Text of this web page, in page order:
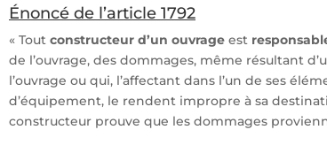
Énoncé de l’article 1792
« Tout constructeur d’un ouvrage est
de l’ouvrage, des dommages, même résultant
l’ouvrage ou qui, l’affectant dans l’un de ses
d’équipement, le rendent impropre à sa
constructeur prouve que les dommages